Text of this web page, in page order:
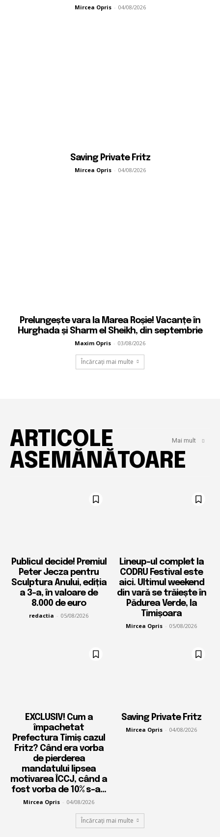
Mircea Opris - 04/08/2026
Saving Private Fritz
Mircea Opris - 04/08/2026
Prelungește vara la Marea Roșie! Vacanțe în
Hurghada și Sharm el Sheikh, din septembrie
Maxim Opris - 03/08/2026
Încărcați mai multe
ARTICOLE
ASEMĂNĂTOARE
Mai mult
Publicul decide! Premiul
Peter Jecza pentru
Sculptura Anului, ediția
a 3-a, în valoare de
8.000 de euro
redactia - 05/08/2026
Lineup-ul complet la
CODRU Festival este
aici. Ultimul weekend
din vară se trăiește în
Pădurea Verde, la
Timișoara
Mircea Opris - 05/08/2026
EXCLUSIV! Cum a
împachetat
Prefectura Timiș cazul
Fritz? Când era vorba
de pierderea
mandatului lipsea
motivarea ÎCCJ, când a
fost vorba de 10% s-a...
Mircea Opris - 04/08/2026
Saving Private Fritz
Mircea Opris - 04/08/2026
Încărcați mai multe